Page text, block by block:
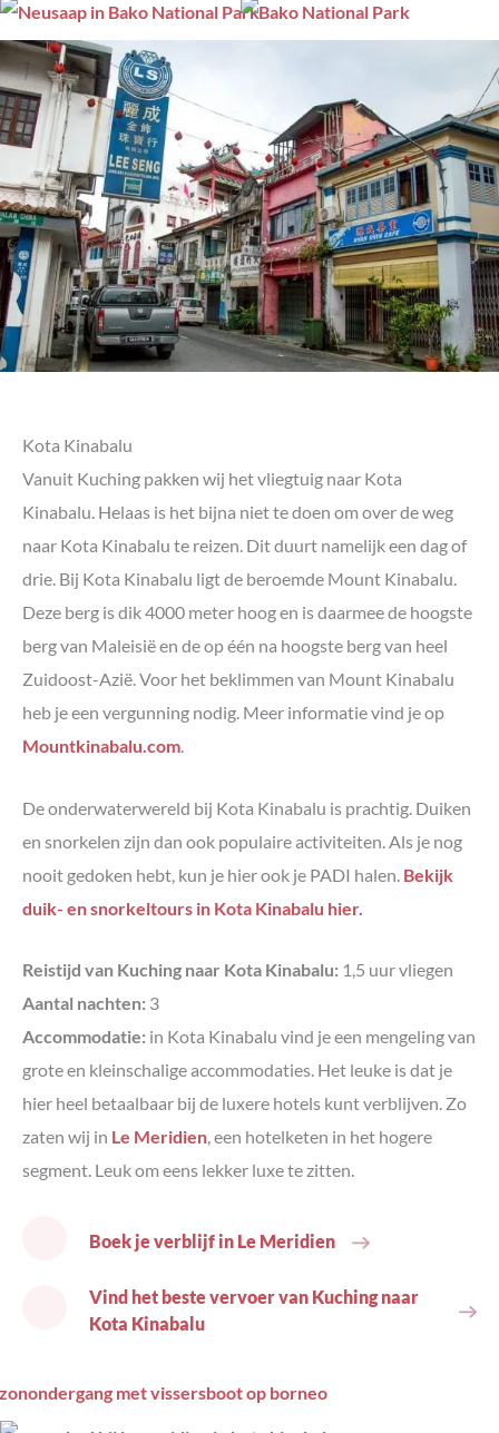
Kota Kinabalu
Vanuit Kuching pakken wij het vliegtuig naar Kota
Kinabalu. Helaas is het bijna niet te doen om over de weg
naar Kota Kinabalu te reizen. Dit duurt namelijk een dag of
drie. Bij Kota Kinabalu ligt de beroemde Mount Kinabalu.
Deze berg is dik 4000 meter hoog en is daarmee de hoogste
berg van Maleisië en de op één na hoogste berg van heel
Zuidoost-Azië. Voor het beklimmen van Mount Kinabalu
heb je een vergunning nodig. Meer informatie vind je op
Mountkinabalu.com.
De onderwaterwereld bij Kota Kinabalu is prachtig. Duiken
en snorkelen zijn dan ook populaire activiteiten. Als je nog
nooit gedoken hebt, kun je hier ook je PADI halen. Bekijk
duik- en snorkeltours in Kota Kinabalu hier.
Reistijd van Kuching naar Kota Kinabalu: 1,5 uur vliegen
Aantal nachten: 3
Accommodatie: in Kota Kinabalu vind je een mengeling van
grote en kleinschalige accommodaties. Het leuke is dat je
hier heel betaalbaar bij de luxere hotels kunt verblijven. Zo
zaten wij in Le Meridien, een hotelketen in het hogere
segment. Leuk om eens lekker luxe te zitten.
Boek je verblijf in Le Meridien
Vind het beste vervoer van Kuching naar
Kota Kinabalu